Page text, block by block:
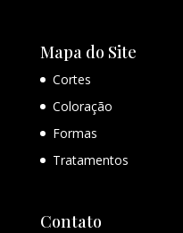
Mapa do Site
Cortes
Coloração
Formas
Tratamentos
Contato